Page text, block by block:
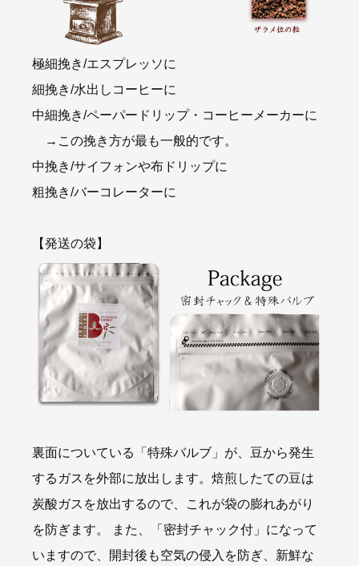
極細挽き/エスプレッソに
細挽き/水出しコーヒーに
中細挽き/ペーパードリップ・コーヒーメーカーに
→この挽き方が最も一般的です。
中挽き/サイフォンや布ドリップに
粗挽き/バーコレーターに
【発送の袋】
裏面についている「特殊バルブ」が、豆から発生
するガスを外部に放出します。焙煎したての豆は
炭酸ガスを放出するので、これが袋の膨れあがり
を防ぎます。 また、「密封チャック付」になって
いますので、開封後も空気の侵入を防ぎ、新鮮な